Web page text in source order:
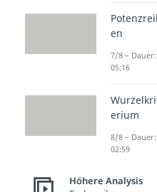
Fourier
Dauer: 05:02
DFT -
FFT -
Dauer: 05:07
en
7/8 – Dauer:
05:16
erium
8/8 – Dauer:
02:59
Höhere Analysis